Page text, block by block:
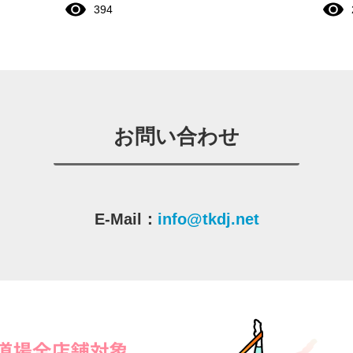
394
お問い合わせ
E-Mail： info@tkdj.net